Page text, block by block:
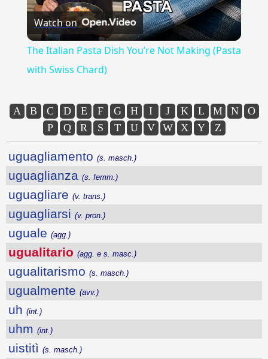
Video
Watch on
The Italian Pasta Dish You’re Not Making (Pasta
with Swiss Chard)
A B C D E F G H I J K L M N
O
P
Q R S T U V W X Y Z
uguagliamento (s. masch.)
uguaglianza (s. femm.)
uguagliare (v. trans.)
uguagliarsi (v. pron.)
uguale (agg.)
ugualitario (agg. e s. masc.)
ugualitarismo (s. masch.)
ugualmente (avv.)
uh (int.)
uhm (int.)
uistitì (s. masch.)